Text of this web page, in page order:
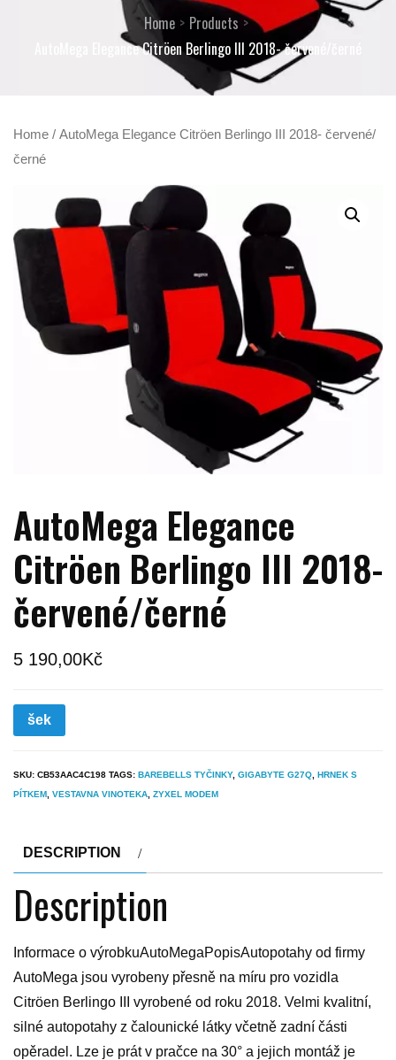
Home
Products
AutoMega Elegance Citröen Berlingo III 2018- červené/černé
Home / AutoMega Elegance Citröen Berlingo III 2018- červené/
černé
AutoMega Elegance
Citröen Berlingo III 2018-
červené/černé
5 190,00Kč
šek
SKU: CB53AAC4C198 TAGS: BAREBELLS TYČINKY, GIGABYTE G27Q HRNEK S
PÍTKEM VESTAVNA VINOTEKA ZYXEL MODEM
DESCRIPTION
Description
Informace o výrobkuAutoMegaPopisAutopotahy od firmy
AutoMega jsou vyrobeny přesně na míru pro vozidla
Citröen Berlingo III vyrobené od roku 2018. Velmi kvalitní,
silné autopotahy z čalounické látky včetně zadní části
opěradel. Lze je prát v pračce na 30° a jejich montáž je